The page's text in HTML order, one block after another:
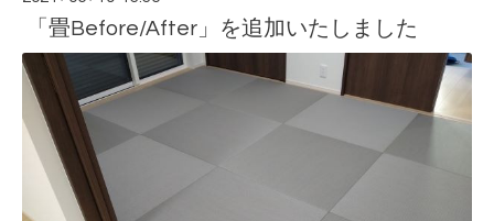
「畳Before/After」を追加いたしました